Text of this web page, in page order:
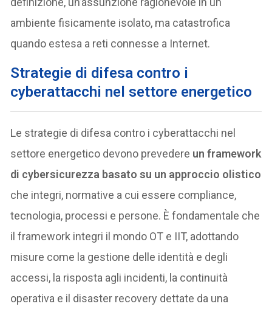
ambiente fisicamente isolato, ma catastrofica
quando estesa a reti connesse a Internet.
Strategie di difesa contro i
cyberattacchi nel settore energetico
Le strategie di difesa contro i cyberattacchi nel
settore energetico devono prevedere un framework
di cybersicurezza basato su un approccio olistico
che integri, normative a cui essere compliance,
tecnologia, processi e persone. È fondamentale che
il framework integri il mondo OT e IIT, adottando
misure come la gestione delle identità e degli
accessi, la risposta agli incidenti, la continuità
operativa e il disaster recovery dettate da una